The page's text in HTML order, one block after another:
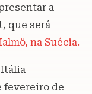
a
que será
na Suécia.
fevereiro de